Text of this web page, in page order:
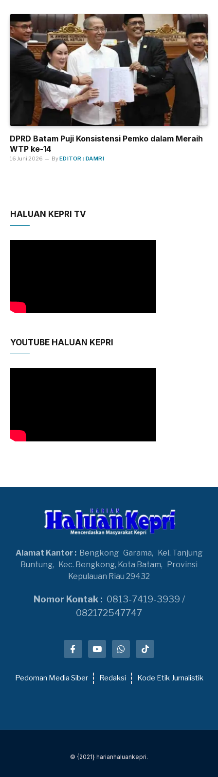
DPRD Batam Puji Konsistensi Pemko dalam Meraih
WTP ke-14
16 Juni 2026 ByEDITOR : DAMRI
HALUAN KEPRI TV
YOUTUBE HALUAN KEPRI
Alamat Kantor : Bengkong Garama, Kel. Tanjung
Buntung, Kec. Bengkong, Kota Batam, Provinsi
Kepulauan Riau 29432
Nomor Kontak : 0813-7419-3939 /
082172547747
Pedoman Media Siber Redaksi Kode Etik Jurnalistik
© {2021} harianhaluankepri.